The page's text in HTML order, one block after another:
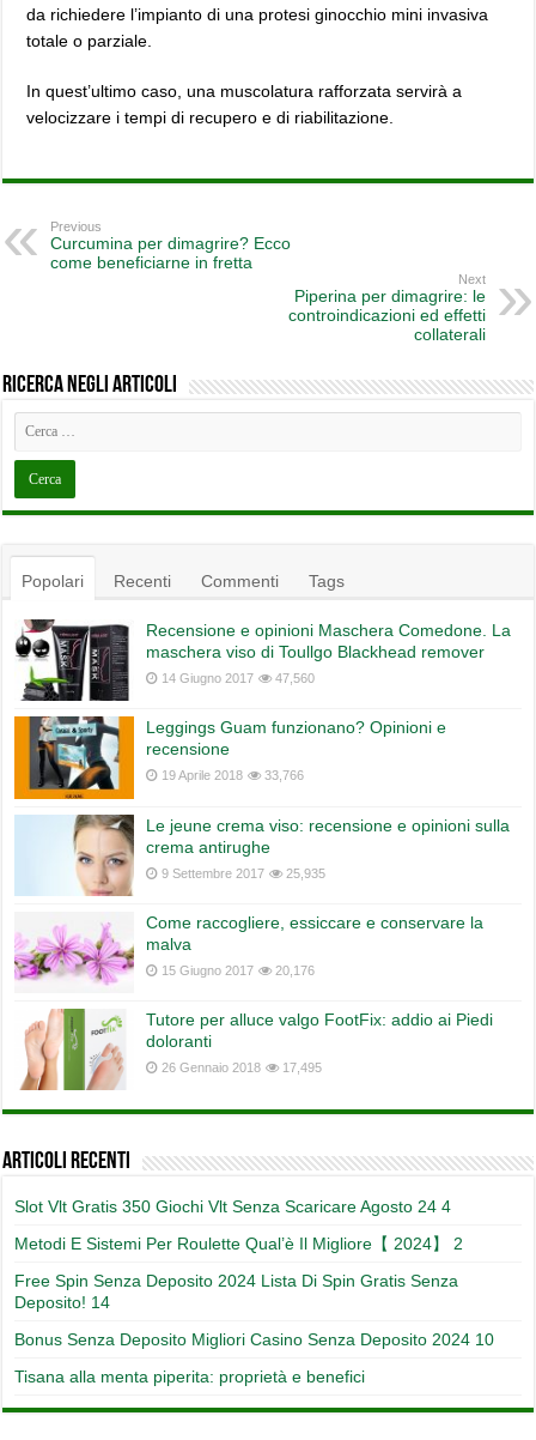
da richiedere l’impianto di una protesi ginocchio mini invasiva
totale o parziale.
In quest’ultimo caso, una muscolatura rafforzata servirà a
velocizzare i tempi di recupero e di riabilitazione.
Previous
Curcumina per dimagrire? Ecco
come beneficiarne in fretta
Next
Piperina per dimagrire: le
controindicazioni ed effetti
collaterali
Ricerca negli articoli
Popolari Recenti Commenti Tags
Recensione e opinioni Maschera Comedone. La
maschera viso di Toullgo Blackhead remover
14 Giugno 2017 47,560
Leggings Guam funzionano? Opinioni e
recensione
19 Aprile 2018 33,766
Le jeune crema viso: recensione e opinioni sulla
crema antirughe
9 Settembre 2017 25,935
Come raccogliere, essiccare e conservare la
malva
15 Giugno 2017 20,176
Tutore per alluce valgo FootFix: addio ai Piedi
doloranti
26 Gennaio 2018 17,495
Articoli recenti
Slot Vlt Gratis 350 Giochi Vlt Senza Scaricare Agosto 24 4
Metodi E Sistemi Per Roulette Qual’è Il Migliore【 2024】 2
Free Spin Senza Deposito 2024 Lista Di Spin Gratis Senza
Deposito! 14
Bonus Senza Deposito Migliori Casino Senza Deposito 2024 10
Tisana alla menta piperita: proprietà e benefici